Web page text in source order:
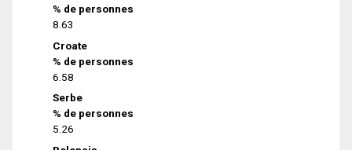
% de personnes
8.63
Croate
% de personnes
6.58
Serbe
% de personnes
5.26